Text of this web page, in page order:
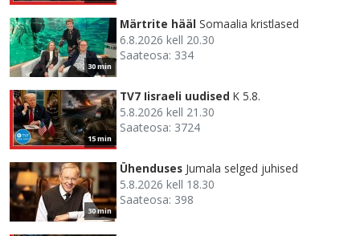
30 min
Märtrite hääl Somaalia kristlased
6.8.2026 kell 20.30
Saateosa: 334
15 min
TV7 Iisraeli uudised K 5.8.
5.8.2026 kell 21.30
Saateosa: 3724
30 min
Ühenduses Jumala selged juhised
5.8.2026 kell 18.30
Saateosa: 398